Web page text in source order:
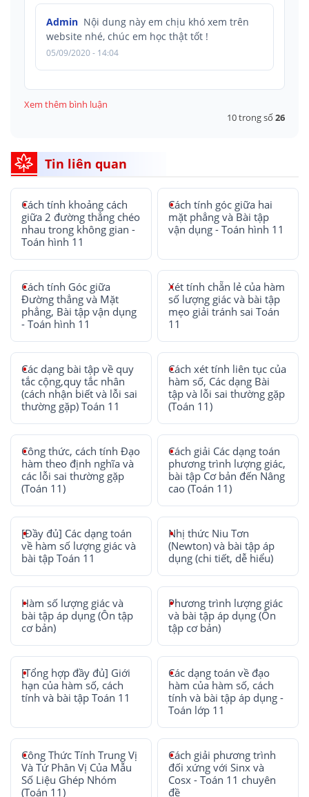
Admin Nội dung này em chịu khó xem trên
website nhé, chúc em học thật tốt !
05/09/2020 - 14:04
Xem thêm bình luận
10trong số 26
Tin liên quan
Cách tính khoảng cách
giữa 2 đường thẳng chéo
nhau trong không gian -
Toán hình 11
Cách tính góc giữa hai
mặt phẳng và Bài tập
vận dụng - Toán hình 11
Cách tính Góc giữa
Đường thẳng và Mặt
phẳng, Bài tập vận dụng
- Toán hình 11
Xét tính chẵn lẻ của hàm
số lượng giác và bài tập
mẹo giải tránh sai Toán
11
Các dạng bài tập về quy
tắc cộng,quy tắc nhân
(cách nhận biết và lỗi sai
thường gặp) Toán 11
Cách xét tính liên tục của
hàm số, Các dạng Bài
tập và lỗi sai thường gặp
(Toán 11)
Công thức, cách tính Đạo
hàm theo định nghĩa và
các lỗi sai thường gặp
(Toán 11)
Cách giải Các dạng toán
phương trình lượng giác,
bài tập Cơ bản đến Nâng
cao (Toán 11)
[Đầy đủ] Các dạng toán
về hàm số lượng giác và
bài tập Toán 11
Nhị thức Niu Tơn
(Newton) và bài tập áp
dụng (chi tiết, dễ hiểu)
Hàm số lượng giác và
bài tập áp dụng (Ôn tập
cơ bản)
Phương trình lượng giác
và bài tập áp dụng (Ôn
tập cơ bản)
[Tổng hợp đầy đủ] Giới
hạn của hàm số, cách
tính và bài tập Toán 11
Các dạng toán về đạo
hàm của hàm số, cách
tính và bài tập áp dụng -
Toán lớp 11
Công Thức Tính Trung Vị
Và Tứ Phân Vị Của Mẫu
Số Liệu Ghép Nhóm
(Toán 11)
Cách giải phương trình
đối xứng với Sinx và
Cosx - Toán 11 chuyên
đề